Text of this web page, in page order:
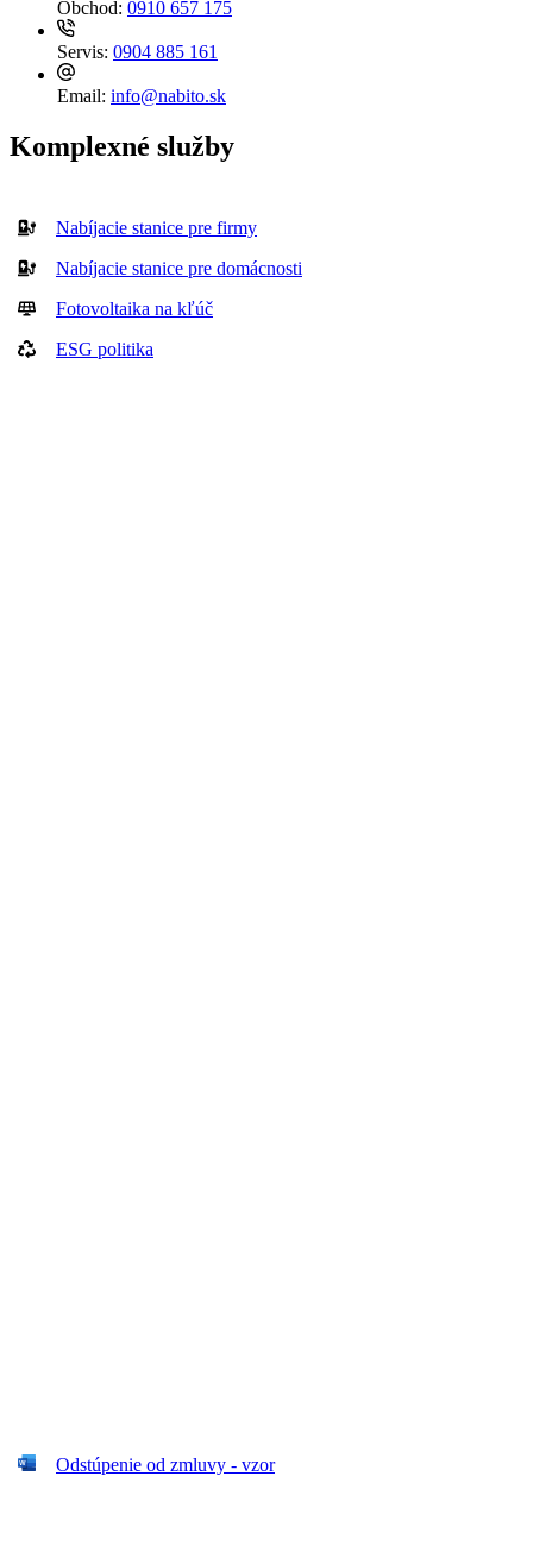
Obchod: 0910 657 175
Servis: 0904 885 161
Email: info@nabito.sk
Komplexné služby
Nabíjacie stanice pre firmy
Nabíjacie stanice pre domácnosti
Fotovoltaika na kľúč
ESG politika
Odstúpenie od zmluvy - vzor